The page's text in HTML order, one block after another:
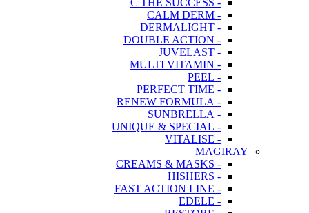
- C THE SUCCESS
- CALM DERM
- DERMALIGHT
- DOUBLE ACTION
- JUVELAST
- MULTI VITAMIN
- PEEL
- PERFECT TIME
- RENEW FORMULA
- SUNBRELLA
- UNIQUE & SPECIAL
- VITALISE
MAGIRAY
- CREAMS & MASKS
- HISHERS
- FAST ACTION LINE
- EDELE